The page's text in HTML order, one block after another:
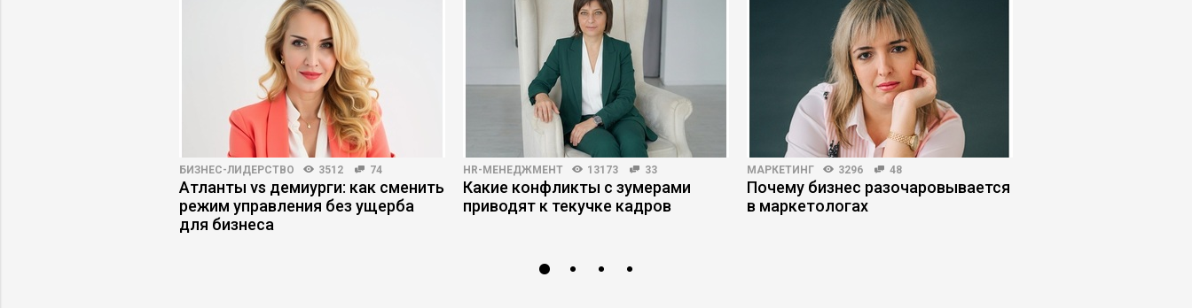
БИЗНЕС-ЛИДЕРСТВО 3512 74
Атланты vs демиурги: как сменить
режим управления без ущерба
для бизнеса
HR-МЕНЕДЖМЕНТ 13173 33
Какие конфликты с зумерами
приводят к текучке кадров
МАРКЕТИНГ 3296 48
Почему бизнес разочаровывается
в маркетологах